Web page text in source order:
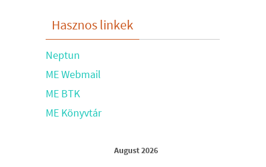
Hasznos linkek
Neptun
ME Webmail
ME BTK
ME Könyvtár
August 2026